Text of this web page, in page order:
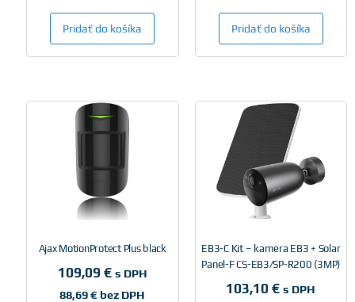
Pridať do košíka Pridať do košíka
Ajax MotionProtect Plus black
109,09 € s DPH
88,69€ bez DPH
EB3-C Kit – kamera EB3 + Solar
Panel-F CS-EB3/SP-R200 (3MP)
103,10€ s DPH